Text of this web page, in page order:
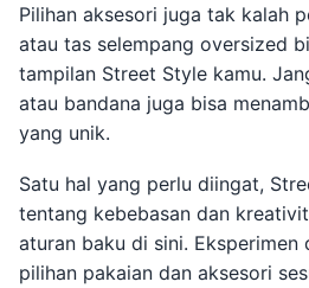
Pilihan aksesori juga tak kalah
atau tas selempang oversized
tampilan Street Style kamu.
atau bandana juga bisa
yang unik.
Satu hal yang perlu diingat,
tentang kebebasan dan
aturan baku di sini. Eksperimen
pilihan pakaian dan aksesori